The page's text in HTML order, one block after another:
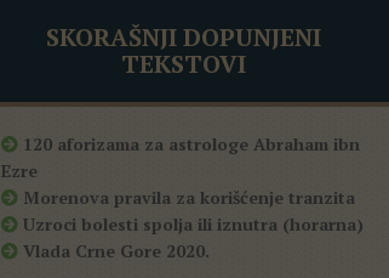
SKORAŠNJI DOPUNJENI
TEKSTOVI
120 aforizama za astrologe Abraham ibn
Ezre
Morenova pravila za korišćenje tranzita
Uzroci bolesti spolja ili iznutra (horarna)
Vlada Crne Gore 2020.